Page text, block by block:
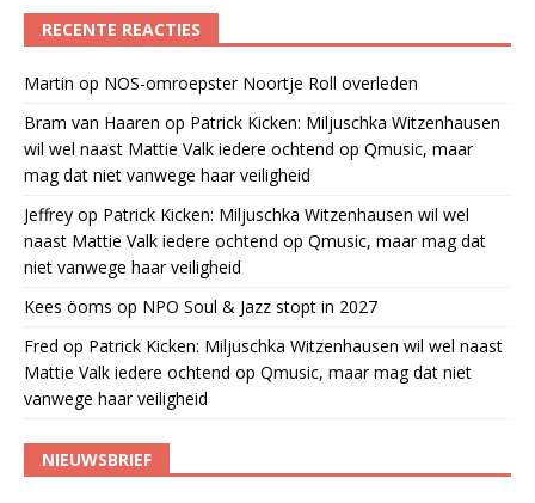
RECENTE REACTIES
Martin op NOS-omroepster Noortje Roll overleden
Bram van Haaren op Patrick Kicken: Miljuschka Witzenhausen
wil wel naast Mattie Valk iedere ochtend op Qmusic, maar
mag dat niet vanwege haar veiligheid
Jeffrey op Patrick Kicken: Miljuschka Witzenhausen wil wel
naast Mattie Valk iedere ochtend op Qmusic, maar mag dat
niet vanwege haar veiligheid
Kees öoms op NPO Soul & Jazz stopt in 2027
Fred op Patrick Kicken: Miljuschka Witzenhausen wil wel naast
Mattie Valk iedere ochtend op Qmusic, maar mag dat niet
vanwege haar veiligheid
NIEUWSBRIEF